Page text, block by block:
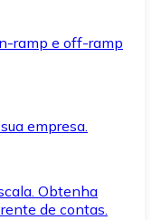
ramp e off-ramp
empresa.
Obtenha
de contas.